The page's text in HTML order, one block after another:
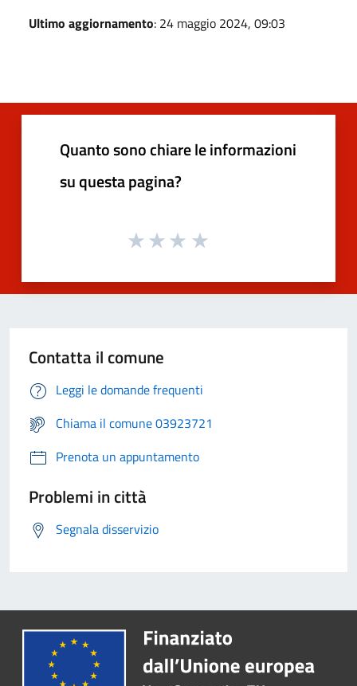
Ultimo aggiornamento: 24 maggio 2024, 09:03
Quanto sono chiare le informazioni
su questa pagina?
Contatta il comune
Leggi le domande frequenti
Chiama il comune 03923721
Prenota un appuntamento
Problemi in città
Segnala disservizio